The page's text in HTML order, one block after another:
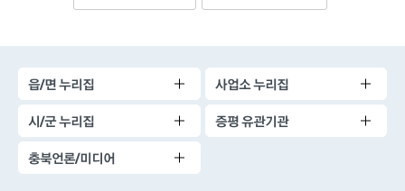
읍/면 누리집
사업소 누리집
시/군 누리집
증평 유관기관
충북언론/미디어